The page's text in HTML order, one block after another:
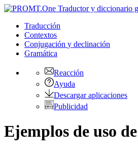
Traducción
Contextos
Conjugación y declinación
Gramática
Reacción
Ayuda
Descargar aplicaciones
Publicidad
Ejemplos de uso